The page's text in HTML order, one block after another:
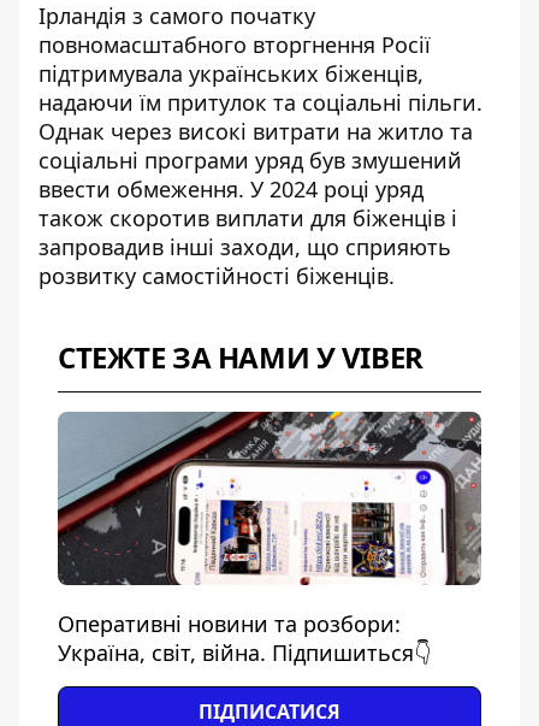
Ірландія з самого початку
повномасштабного вторгнення Росії
підтримувала українських біженців,
надаючи їм притулок та соціальні пільги.
Однак через високі витрати на житло та
соціальні програми уряд був змушений
ввести обмеження. У 2024 році уряд
також скоротив виплати для біженців і
запровадив інші заходи, що сприяють
розвитку самостійності біженців.
СТЕЖТЕ ЗА НАМИ У VIBER
Оперативні новини та розбори:
Україна, світ, війна. Підпишиться👇
ПІДПИСАТИСЯ